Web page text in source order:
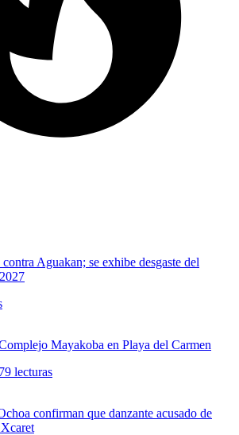
Aguakan; se exhibe desgaste del
Mayakoba en Playa del Carmen
lecturas
confirman que danzante acusado de